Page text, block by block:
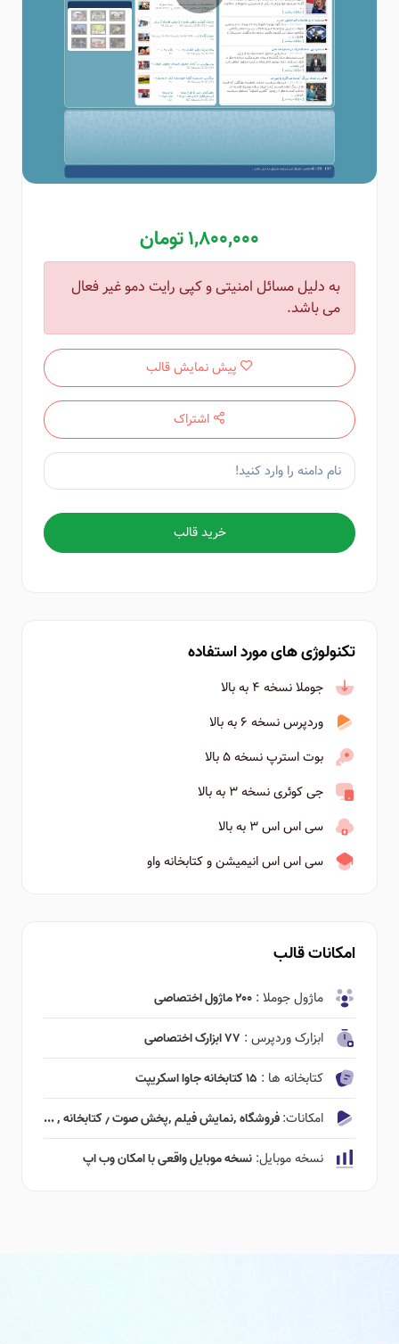
1,800,000 تومان
به دلیل مسائل امنیتی و کپی رایت دمو غیر فعال
می باشد.
پیش نمایش قالب
اشتراک
خرید قالب
تکنولوژی های مورد استفاده
جوملا نسخه ۴ به بالا
وردپرس نسخه ۶ به بالا
بوت استرپ نسخه ۵ بالا
جی کوئری نسخه ۳ به بالا
سی اس اس ۳ به بالا
سی اس اس انیمیشن و کتابخانه واو
امکانات قالب
ماژول جوملا : ۲۰۰ ماژول اختصاصی
ابزارک وردپرس : ۷۷ ابزارک اختصاصی
کتابخانه ها : ۱۵ کتابخانه جاوا اسکریپت
امکانات:فروشگاه ٬‌نمایش فیلم ٬‌پخش صوت ٫ کتابخانه ٬ ...
نسخه موبایل: نسخه موبایل واقعی با امکان وب اپ